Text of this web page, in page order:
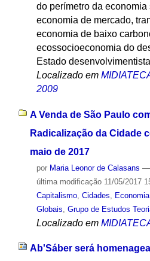
do perímetro da
economia de mercado,
economia de baixo
ecossocioeconomia do
Estado
Localizado em
2009
A Venda de São Paulo
Radicalização da Cidade
maio de 2017
por Maria Leonor de Calasans —
última modificação11/05/2017
Capitalismo, Cidades Economia,
Globais Grupo de Estudos
Localizado em
Ab'Sáber será